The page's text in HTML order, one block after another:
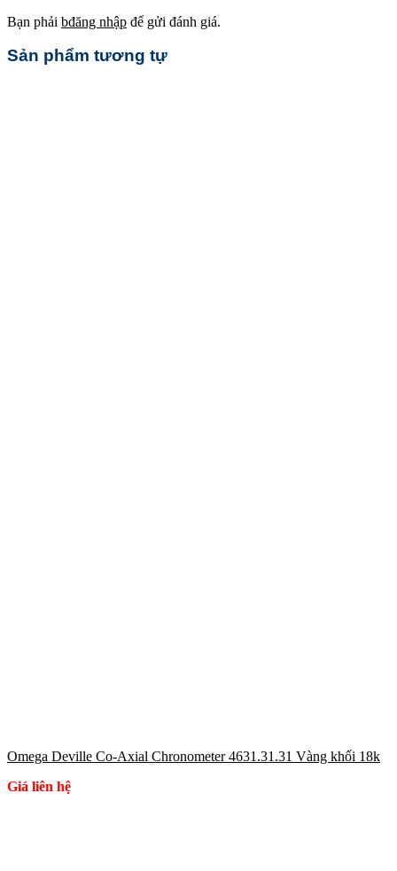
Bạn phải bđăng nhập để gửi đánh giá.
Sản phẩm tương tự
Omega Deville Co-Axial Chronometer 4631.31.31 Vàng khối 18k
Giá liên hệ